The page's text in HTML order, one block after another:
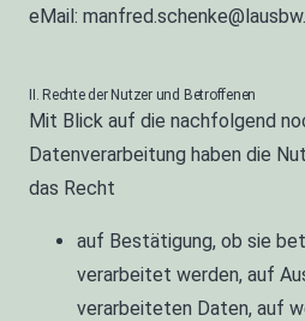
eMail:
II. Rechte der Nutzer und Betroffenen
Mit Blick auf die nachfolgend
Datenverarbeitung haben die
das Recht
auf Bestätigung, ob sie
verarbeitet werden, auf
verarbeiteten Daten, auf